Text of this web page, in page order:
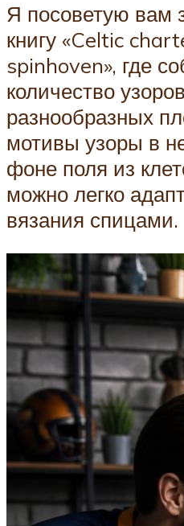
Я посоветую вам
книгу «Celtic
spinhoven», где
количество
разнообразных
мотивы узоры в
фоне поля из
можно легко
вязания спицами.